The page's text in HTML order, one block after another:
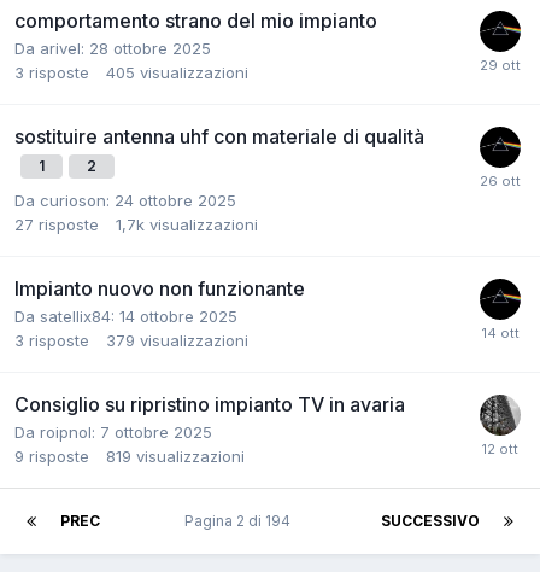
comportamento strano del mio impianto
Da arivel: 28 ottobre 2025
3 risposte 405 visualizzazioni
sostituire antenna uhf con materiale di qualità
1 2
Da curioson: 24 ottobre 2025
27 risposte 1,7k visualizzazioni
Impianto nuovo non funzionante
Da satellix84: 14 ottobre 2025
3 risposte 379 visualizzazioni
Consiglio su ripristino impianto TV in avaria
Da roipnol: 7 ottobre 2025
9 risposte 819 visualizzazioni
PREC SUCCESSIVO
Pagina 2 di 194